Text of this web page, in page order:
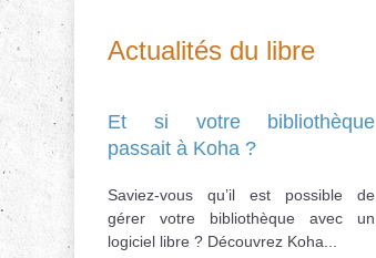
Actualités du libre
Et si votre bibliothèque
passait à Koha ?
Saviez-vous qu’il est possible de
gérer votre bibliothèque avec un
logiciel libre ? Découvrez Koha...